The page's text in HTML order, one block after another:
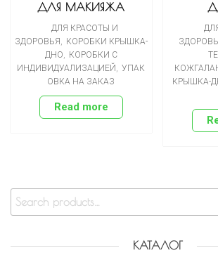
ДЛЯ МАКИЯЖА
ДЛЯ КРАСОТЫ И
ЗДОРОВЬЯ, КОРОБКИ КРЫШКА-
ДНО, КОРОБКИ С
ИНДИВИДУАЛИЗАЦИЕЙ , УПАК
ОВКА НА ЗАКАЗ
Read more
КРЫШКА-
КАТАЛОГ